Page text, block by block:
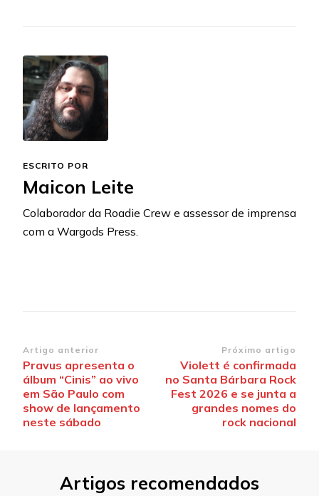
ESCRITO POR
Maicon Leite
Colaborador da Roadie Crew e assessor de imprensa
com a Wargods Press.
Navegação
de
post
Artigo anterior
Pravus apresenta o
álbum “Cinis” ao vivo
em São Paulo com
show de lançamento
neste sábado
Próximo artigo
Violett é confirmada
no Santa Bárbara Rock
Fest 2026 e se junta a
grandes nomes do
rock nacional
Artigos recomendados